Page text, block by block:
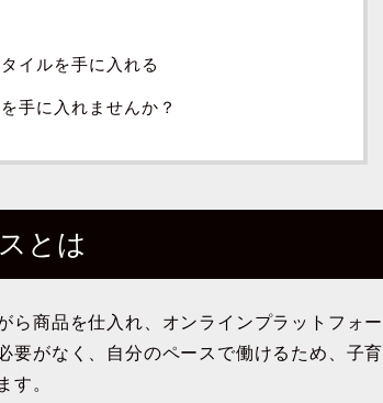
イルを手に入れる
手に入れませんか？
とは
ら商品を仕入れ、オンラインプラットフォー
要がなく、自分のペースで働けるため、子育
す。